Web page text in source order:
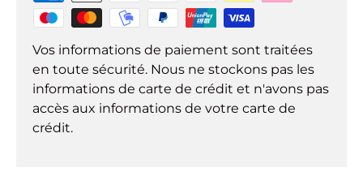
Vos informations de paiement sont traitées
en toute sécurité. Nous ne stockons pas les
informations de carte de crédit et n'avons pas
accès aux informations de votre carte de
crédit.